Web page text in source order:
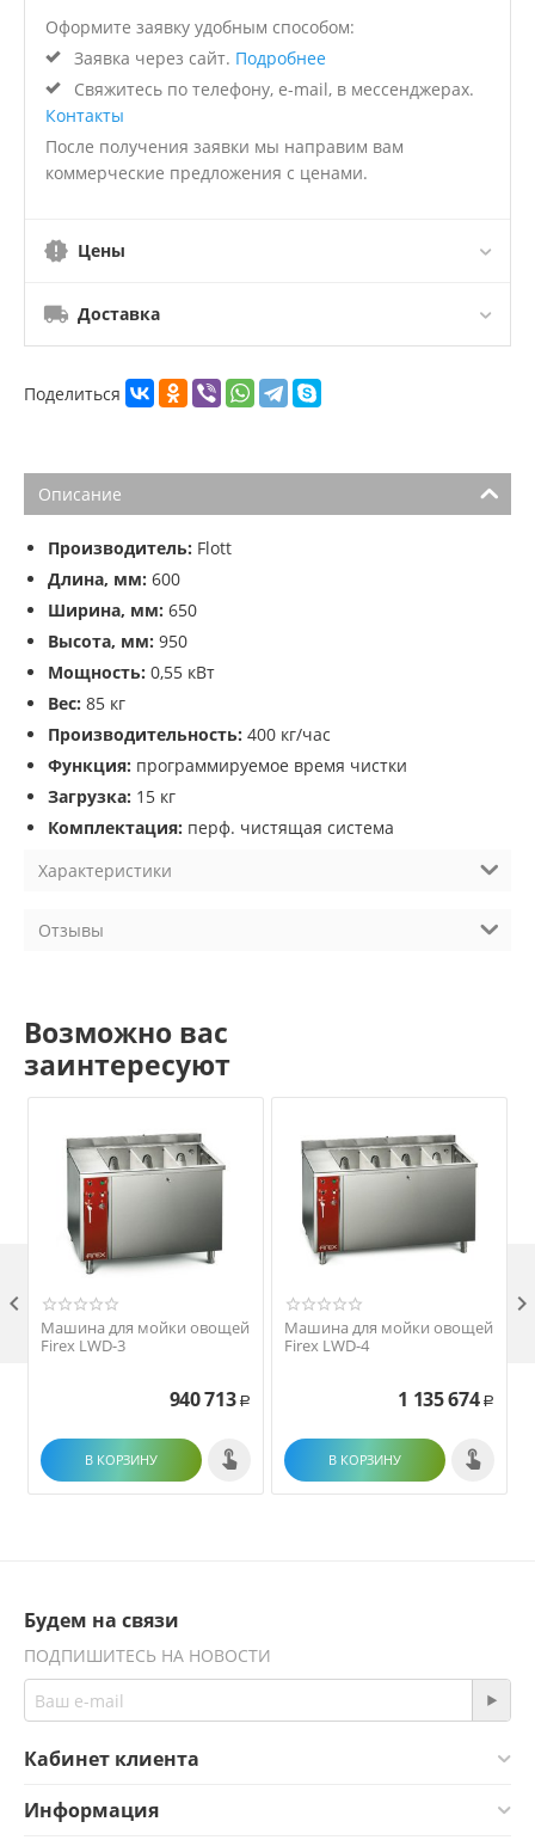
Оформите заявку удобным способом:
Заявка через сайт. Подробнее
Свяжитесь по телефону, e-mail, в мессенджерах.
Контакты
После получения заявки мы направим вам
коммерческие предложения с ценами.
Цены
Доставка
Поделиться
Описание
Производитель: Flott
Длина, мм: 600
Ширина, мм: 650
Высота, мм: 950
Мощность: 0,55 кВт
Вес: 85 кг
Производительность: 400 кг/час
Функция: программируемое время чистки
Загрузка: 15 кг
Комплектация: перф. чистящая система
Характеристики
Отзывы
Возможно вас
заинтересуют
Машина для мойки овощей
Firex LWD-3
940 713 Р
В КОРЗИНУ
Машина для мойки овощей
Firex LWD-4
1 135 674 Р
В КОРЗИНУ
 
Будем на связи
ПОДПИШИТЕСЬ НА НОВОСТИ
Кабинет клиента
Информация